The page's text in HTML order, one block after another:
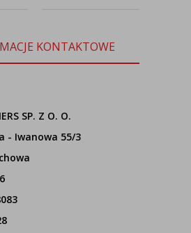
zieleni
butelkowej
KONTAKTOWE
SP. Z O. O.
- Iwanowa 55/3